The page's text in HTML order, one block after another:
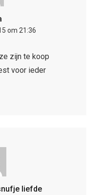
om 21:36
zijn te koop
voor ieder
liefde